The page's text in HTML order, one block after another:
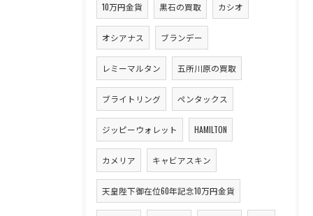
10万円金貨 黒石の買取 カシオ
オシアナス ブランデー
レミーマルタン 五所川原の買取
ブライトリング ペンタックス
ジッピーウォレット HAMILTON
カメリア キャビアスキン
天皇陛下御在位60年記念10万円金貨